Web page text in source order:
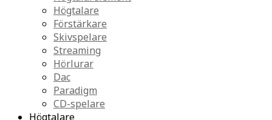
Högtalare
Förstärkare
Skivspelare
Streaming
Hörlurar
Dac
Paradigm
CD-spelare
Högtalare